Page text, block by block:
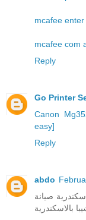
mcafee
mcafee com
Reply
Go Printer
Canon
easy]
Reply
abdo
صيانة
بالاسكندرية